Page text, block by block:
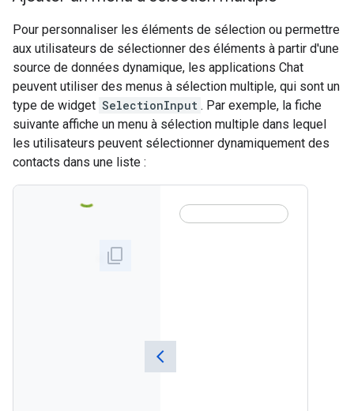
Pour personnaliser les éléments de sélection ou permettre
aux utilisateurs de sélectionner des éléments à partir d'une
source de données dynamique, les applications Chat
peuvent utiliser des menus à sélection multiple, qui sont un
type de widget SelectionInput . Par exemple, la fiche
suivante affiche un menu à sélection multiple dans lequel
les utilisateurs peuvent sélectionner dynamiquement des
contacts dans une liste :